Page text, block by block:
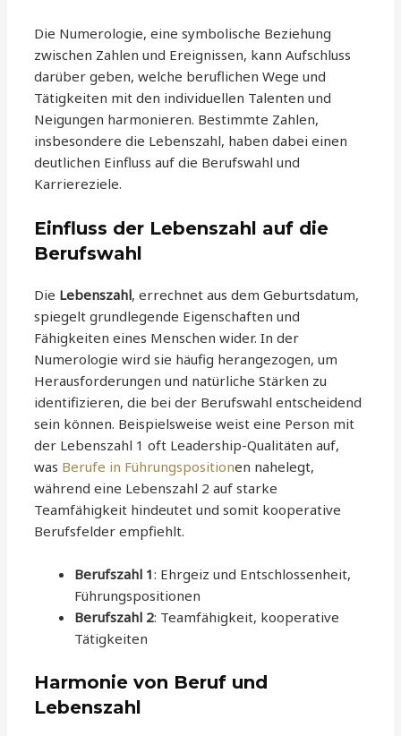
Die Numerologie, eine symbolische Beziehung
zwischen Zahlen und Ereignissen, kann Aufschluss
darüber geben, welche beruflichen Wege und
Tätigkeiten mit den individuellen Talenten und
Neigungen harmonieren. Bestimmte Zahlen,
insbesondere die Lebenszahl, haben dabei einen
deutlichen Einfluss auf die Berufswahl und
Karriereziele.
Einfluss der Lebenszahl auf die
Berufswahl
Die Lebenszahl, errechnet aus dem Geburtsdatum,
spiegelt grundlegende Eigenschaften und
Fähigkeiten eines Menschen wider. In der
Numerologie wird sie häufig herangezogen, um
Herausforderungen und natürliche Stärken zu
identifizieren, die bei der Berufswahl entscheidend
sein können. Beispielsweise weist eine Person mit
der Lebenszahl 1 oft Leadership-Qualitäten auf,
was Berufe in Führungspositionen nahelegt,
während eine Lebenszahl 2 auf starke
Teamfähigkeit hindeutet und somit kooperative
Berufsfelder empfiehlt.
Berufszahl 1: Ehrgeiz und Entschlossenheit,
Führungspositionen
Berufszahl 2: Teamfähigkeit, kooperative
Tätigkeiten
Harmonie von Beruf und
Lebenszahl